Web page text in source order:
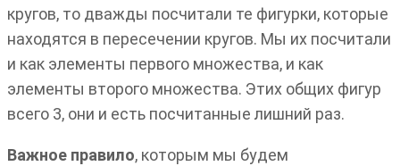
кругов, то дважды посчитали те фигурки, которые
находятся в пересечении кругов. Мы их посчитали
и как элементы первого множества, и как
элементы второго множества. Этих общих фигур
всего 3, они и есть посчитанные лишний раз.
Важное правило, которым мы будем